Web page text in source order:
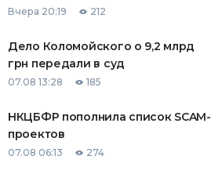
ВСЕ СТРАХОВЫЕ ПОЛИСЫ
ОТЗЫВЫ О СТРАХОВЫХ
КОМПАНИЯХ
Вчера 20:19 212
Дело Коломойского о 9,2 млрд
грн передали в суд
07.08 13:28 185
НКЦБФР пополнила список SCAM-
проектов
07.08 06:13 274